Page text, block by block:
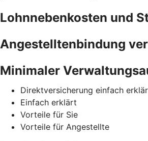
Lohnnebenkosten und
Angestelltenbindung
Minimaler
Direktversicherung einfach
Einfach erklärt
Vorteile für Sie
Vorteile für Angestellte